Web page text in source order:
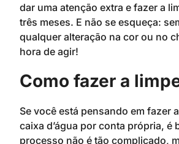
dar uma atenção extra e fazer a
três meses. E não se esqueça:
qualquer alteração na cor ou no
hora de agir!
Como fazer a
Se você está pensando em fazer
caixa d’água por conta própria, é
processo não é tão complicado,